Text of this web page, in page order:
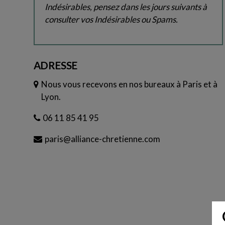
Indésirables, pensez dans les jours suivants à
consulter vos Indésirables ou Spams.
ADRESSE
Nous vous recevons en nos bureaux à Paris et à
Lyon.
06 11 85 41 95
paris@alliance-chretienne.com